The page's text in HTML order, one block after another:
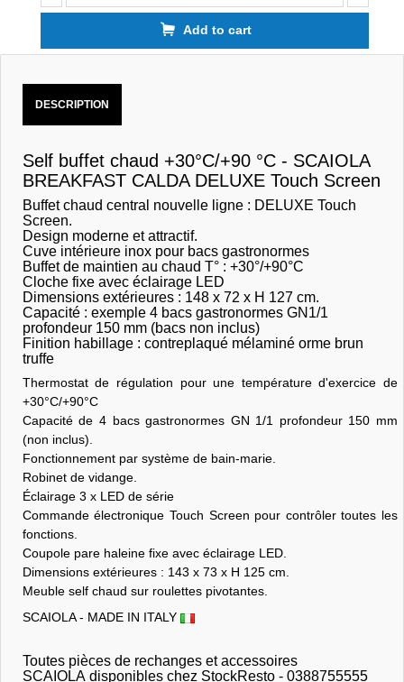
Add to cart
DESCRIPTION
Self buffet chaud +30°C/+90 °C - SCAIOLA
BREAKFAST CALDA DELUXE Touch Screen
Buffet chaud central nouvelle ligne : DELUXE Touch
Screen.
Design moderne et attractif.
Cuve intérieure inox pour bacs gastronormes
Buffet de maintien au chaud T° : +30°/+90°C
Cloche fixe avec éclairage LED
Dimensions extérieures : 148 x 72 x H 127 cm.
Capacité : exemple 4 bacs gastronormes GN1/1
profondeur 150 mm (bacs non inclus)
Finition habillage : contreplaqué mélaminé orme brun
truffe
Thermostat de régulation pour une température d'exercice de
+30°C/+90°C
Capacité de 4 bacs gastronormes GN 1/1 profondeur 150 mm
(non inclus).
Fonctionnement par système de bain-marie.
Robinet de vidange.
Éclairage 3 x LED de série
Commande électronique Touch Screen pour contrôler toutes les
fonctions.
Coupole pare haleine fixe avec éclairage LED.
Dimensions extérieures : 143 x 73 x H 125 cm.
Meuble self chaud sur roulettes pivotantes.
SCAIOLA - MADE IN ITALY
Toutes pièces de rechanges et accessoires
SCAIOLA disponibles chez StockResto - 0388755555